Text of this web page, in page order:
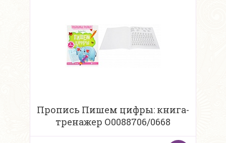
Пропись Пишем цифры: книга-
тренажер О0088706/0668